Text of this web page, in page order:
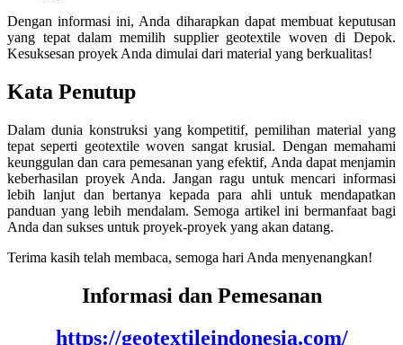
Dengan informasi ini, Anda diharapkan dapat membuat keputusan
yang tepat dalam memilih supplier geotextile woven di Depok.
Kesuksesan proyek Anda dimulai dari material yang berkualitas!
Kata Penutup
Dalam dunia konstruksi yang kompetitif, pemilihan material yang
tepat seperti geotextile woven sangat krusial. Dengan memahami
keunggulan dan cara pemesanan yang efektif, Anda dapat menjamin
keberhasilan proyek Anda. Jangan ragu untuk mencari informasi
lebih lanjut dan bertanya kepada para ahli untuk mendapatkan
panduan yang lebih mendalam. Semoga artikel ini bermanfaat bagi
Anda dan sukses untuk proyek-proyek yang akan datang.
Terima kasih telah membaca, semoga hari Anda menyenangkan!
Informasi dan Pemesanan
https://geotextileindonesia.com/